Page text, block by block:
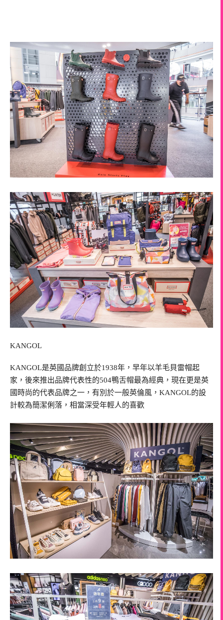
KANGOL
KANGOL是英國品牌創立於1938年，早年以羊毛貝雷帽起
家，後來推出品牌代表性的504鴨舌帽最為經典，現在更是英
國時尚的代表品牌之一，有別於一般英倫風，KANGOL的設
計較為簡潔俐落，相當深受年輕人的喜歡